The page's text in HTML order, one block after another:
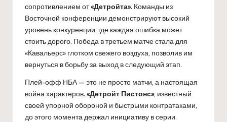
сопротивлением от«Детройта». Команды из
Восточной конференции демонстрируют высокий
уровень конкуренции, где каждая ошибка может
стоить дорого. Победа в третьем матче стала для
«Кавальерс» глотком свежего воздуха, позволив им
вернуться в борьбу за выход в следующий этап.
Плей-офф НБА — это не просто матчи, а настоящая
война характеров. «Детройт Пистонс», известный
своей упорной обороной и быстрыми контратаками,
до этого момента держал инициативу в серии.